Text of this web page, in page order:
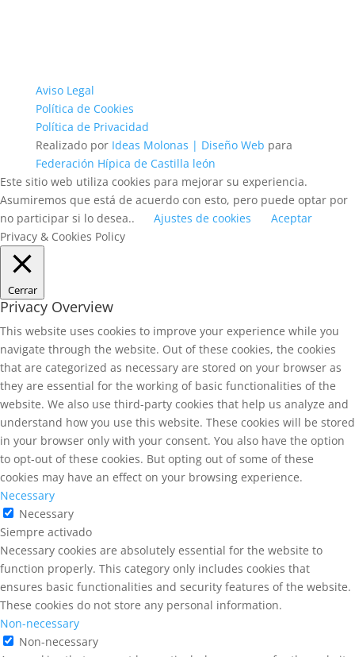
Aviso Legal
Política de Cookies
Política de Privacidad
Realizado por Ideas Molonas | Diseño Web para
Federación Hípica de Castilla león
Este sitio web utiliza cookies para mejorar su experiencia.
Asumiremos que está de acuerdo con esto, pero puede optar por
no participar si lo desea..
Ajustes de cookies
Aceptar
Privacy & Cookies Policy
Cerrar
Privacy Overview
This website uses cookies to improve your experience while you
navigate through the website. Out of these cookies, the cookies
that are categorized as necessary are stored on your browser as
they are essential for the working of basic functionalities of the
website. We also use third-party cookies that help us analyze and
understand how you use this website. These cookies will be stored
in your browser only with your consent. You also have the option
to opt-out of these cookies. But opting out of some of these
cookies may have an effect on your browsing experience.
Necessary
Necessary
Siempre activado
Necessary cookies are absolutely essential for the website to
function properly. This category only includes cookies that
ensures basic functionalities and security features of the website.
These cookies do not store any personal information.
Non-necessary
Non-necessary